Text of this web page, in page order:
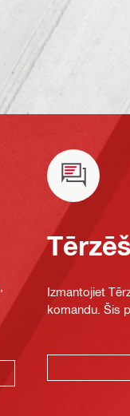
Izmantojiet
komandu. Šis